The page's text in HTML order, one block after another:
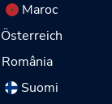
Maroc
Suomi